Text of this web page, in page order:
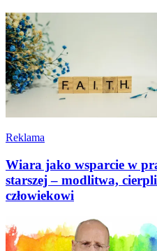
Reklama
Wiara jako wsparcie w
starszej – modlitwa,
człowiekowi